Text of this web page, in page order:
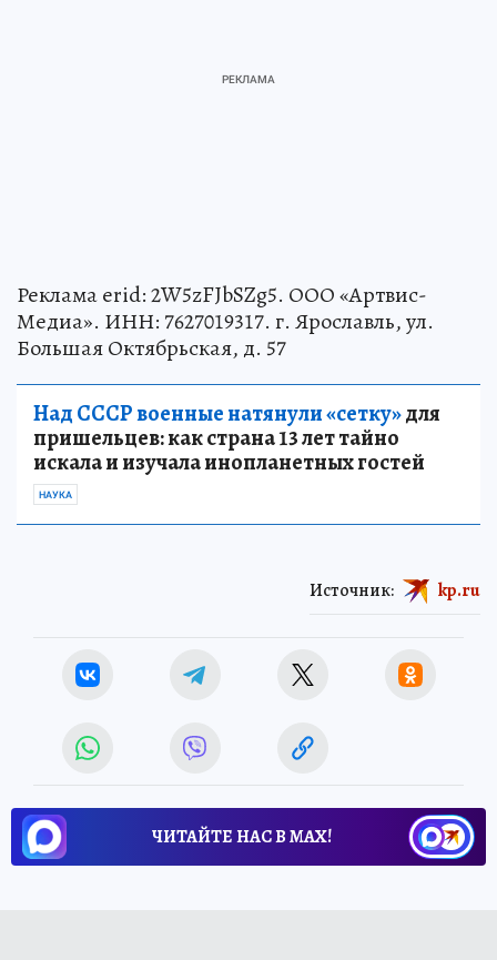
Реклама еrid: 2W5zFJbSZg5. ООО «Артвис-
Медиа». ИНН: 7627019317. г. Ярославль, ул.
Большая Октябрьская, д. 57
Над СССР военные натянули «сетку»для
пришельцев: как страна 13 лет тайно
искала и изучала инопланетных гостей
НАУКА
Источник: kp.ru
ЧИТАЙТЕ НАС В МАХ!